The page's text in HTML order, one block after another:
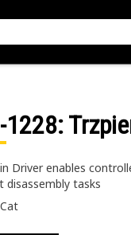
1228:
Driver enables
disassembly tasks